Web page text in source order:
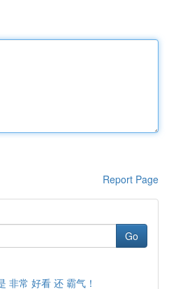
Report Page
Go
非常 好看 还 霸气！